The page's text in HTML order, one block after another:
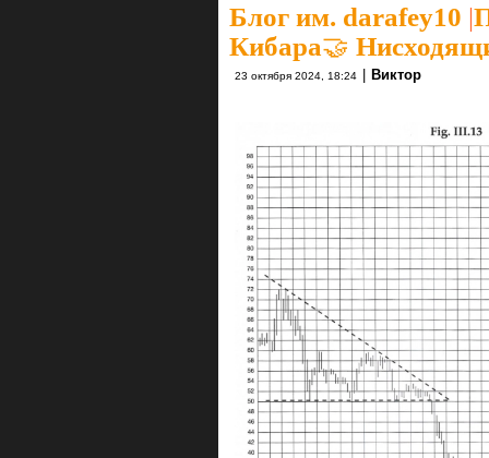
Блог им. darafey10 |
Кибара🤝
23 октября 2024, 18:24 | Виктор